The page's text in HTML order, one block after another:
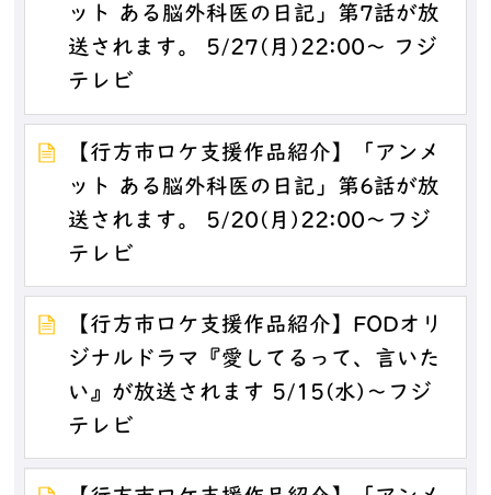
ット ある脳外科医の日記」第7話が放
送されます。 5/27(月)22:00～ フジ
テレビ
【行方市ロケ支援作品紹介】「アンメ
ット ある脳外科医の日記」第6話が放
送されます。 5/20(月)22:00～フジ
テレビ
【行方市ロケ支援作品紹介】FODオリ
ジナルドラマ『愛してるって、言いた
い』が放送されます 5/15(水)～フジ
テレビ